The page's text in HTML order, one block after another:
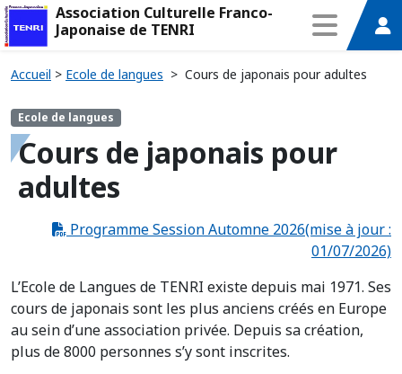
Association Culturelle Franco-
Japonaise de TENRI
Accueil > Ecole de langues > Cours de japonais pour adultes
Ecole de langues
Cours de japonais pour
adultes
Programme Session Automne 2026(mise à jour :
01/07/2026)
L’Ecole de Langues de TENRI existe depuis mai 1971. Ses
cours de japonais sont les plus anciens créés en Europe
au sein d’une association privée. Depuis sa création,
plus de 8000 personnes s’y sont inscrites.